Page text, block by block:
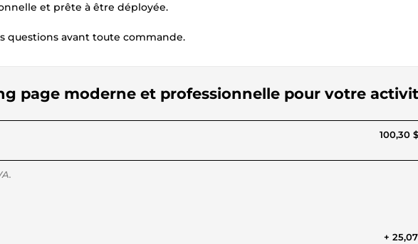
et prête à être déployée.
questions avant toute commande.
page moderne et professionnelle pour votre
100,30
+